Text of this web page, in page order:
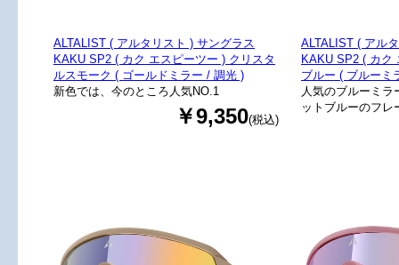
ALTALIST ( アルタリスト ) サングラス
KAKU SP2 ( カク エスピーツー ) クリスタ
ルスモーク ( ゴールドミラー / 調光 )
新色では、今のところ人気NO.1
￥9,350(税込)
ALTALIST ( アル
KAKU SP2 ( カク
ブルー ( ブルーミ
人気のブルーミラ
ットブルーのフレ